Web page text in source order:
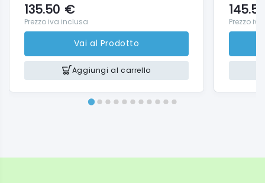
135.50 €
Prezzo iva inclusa
Vai al Prodotto
Aggiungi al carrello
145.50
Prezzo